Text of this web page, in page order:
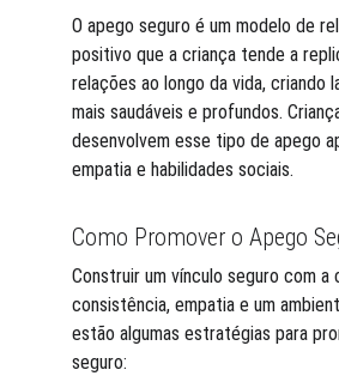
O apego seguro é um modelo de
positivo que a criança tende a
relações ao longo da vida, criando
mais saudáveis e profundos.
desenvolvem esse tipo de apego
empatia e habilidades sociais.
Como Promover o Apego
Construir um vínculo seguro com a
consistência, empatia e um
estão algumas estratégias para
seguro: